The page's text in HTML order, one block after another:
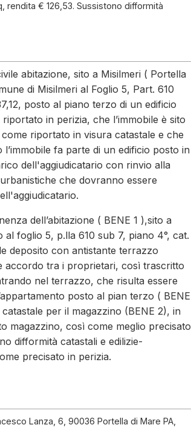
rendita € 126,53. Sussistono difformità
abitazione, sito a Misilmeri ( Portella
di Misilmeri al Foglio 5, Part. 610
posto al piano terzo di un edificio
in perizia, che l’immobile è sito
riportato in visura catastale e che
fa parte di un edificio posto in
dell'aggiudicatario con rinvio alla
che dovranno essere
dell’abitazione ( BENE 1 ),sito a
foglio 5, p.lla 610 sub 7, piano 4°, cat.
deposito con antistante terrazzo
accordo tra i proprietari, così trascritto
nel terrazzo, che risulta essere
posto al pian terzo ( BENE
per il magazzino (BENE 2), in
magazzino, così come meglio precisato
difformità catastali e edilizie-
precisato in perizia.
Lanza, 6, 90036 Portella di Mare PA,